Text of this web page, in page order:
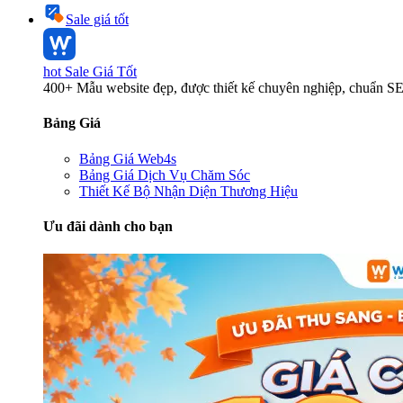
Sale giá tốt
hot Sale Giá Tốt
400+ Mẫu website đẹp, được thiết kế chuyên nghiệp, chuẩn
Bảng Giá
Bảng Giá Web4s
Bảng Giá Dịch Vụ Chăm Sóc
Thiết Kế Bộ Nhận Diện Thương Hiệu
Ưu đãi dành cho bạn